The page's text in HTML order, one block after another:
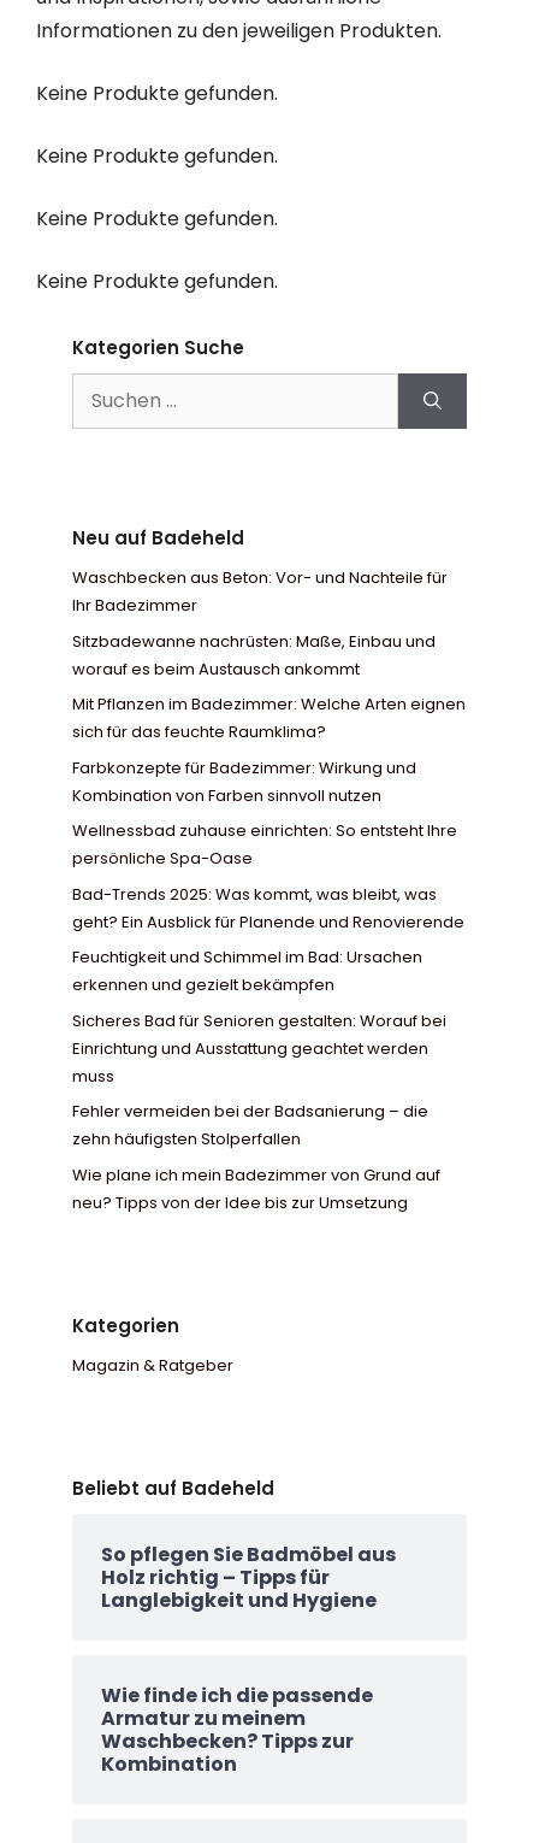
Informationen zu den jeweiligen Produkten.
Keine Produkte gefunden.
Keine Produkte gefunden.
Keine Produkte gefunden.
Keine Produkte gefunden.
Kategorien Suche
nach:
Neu auf Badeheld
Waschbecken aus Beton: Vor- und Nachteile für
Ihr Badezimmer
Sitzbadewanne nachrüsten: Maße, Einbau und
worauf es beim Austausch ankommt
Mit Pflanzen im Badezimmer: Welche Arten eignen
sich für das feuchte Raumklima?
Farbkonzepte für Badezimmer: Wirkung und
Kombination von Farben sinnvoll nutzen
Wellnessbad zuhause einrichten: So entsteht Ihre
persönliche Spa-Oase
Bad-Trends 2025: Was kommt, was bleibt, was
geht? Ein Ausblick für Planende und Renovierende
Feuchtigkeit und Schimmel im Bad: Ursachen
erkennen und gezielt bekämpfen
Sicheres Bad für Senioren gestalten: Worauf bei
Einrichtung und Ausstattung geachtet werden
muss
Fehler vermeiden bei der Badsanierung – die
zehn häufigsten Stolperfallen
Wie plane ich mein Badezimmer von Grund auf
neu? Tipps von der Idee bis zur Umsetzung
Kategorien
Magazin & Ratgeber
Beliebt auf Badeheld
So pflegen Sie Badmöbel aus
Holz richtig – Tipps für
Langlebigkeit und Hygiene
Wie finde ich die passende
Armatur zu meinem
Waschbecken? Tipps zur
Kombination